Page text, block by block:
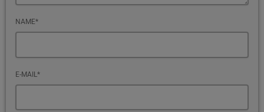
NAME*
E-MAIL*